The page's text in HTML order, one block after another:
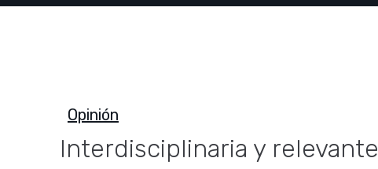
Opinión
Interdisciplinaria y relevante